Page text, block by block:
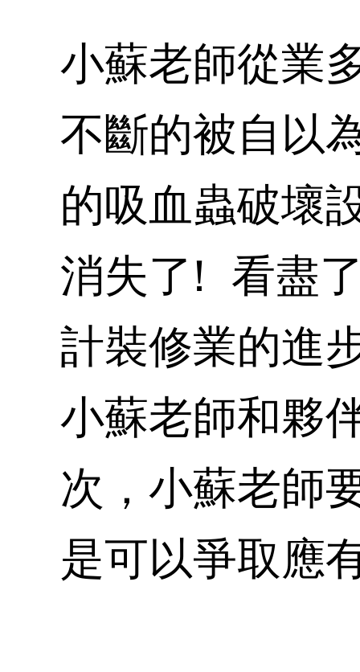
小蘇老師從業
不斷的被自以
的吸血蟲破壞
消失了! 看盡
計裝修業的進
小蘇老師和夥
次，小蘇老師
是可以爭取應